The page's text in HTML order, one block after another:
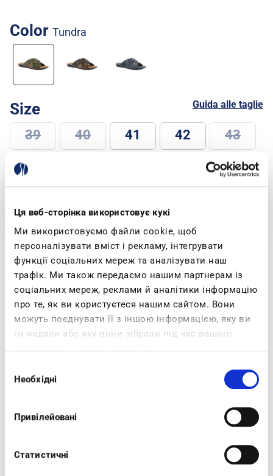
Ця веб-сторінка використовує кукі
Ми використовуємо файли cookie, щоб
персоналізувати вміст і рекламу, інтегрувати
функції соціальних мереж та аналізувати наш
трафік. Ми також передаємо нашим партнерам із
соціальних мереж, реклами й аналітики інформацію
про те, як ви користуєтеся нашим сайтом. Вони
можуть поєднувати її з іншою інформацією, яку ви
їм надали або яку вони зібрали під час вашого
згоди
Необхідні
Привілейовані
Статистичні
Color tundra
Size Guida alle taglie
39 40 41 42 43
44
SELECT SIZE
Spedizione e Resi
Description Products Specifications
sole is soft, lightweight and flexible to allow
practical and stylish, they are ideal with a cool